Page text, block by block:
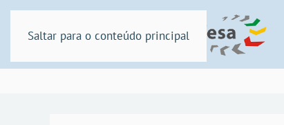
Saltar para o conteúdo principal